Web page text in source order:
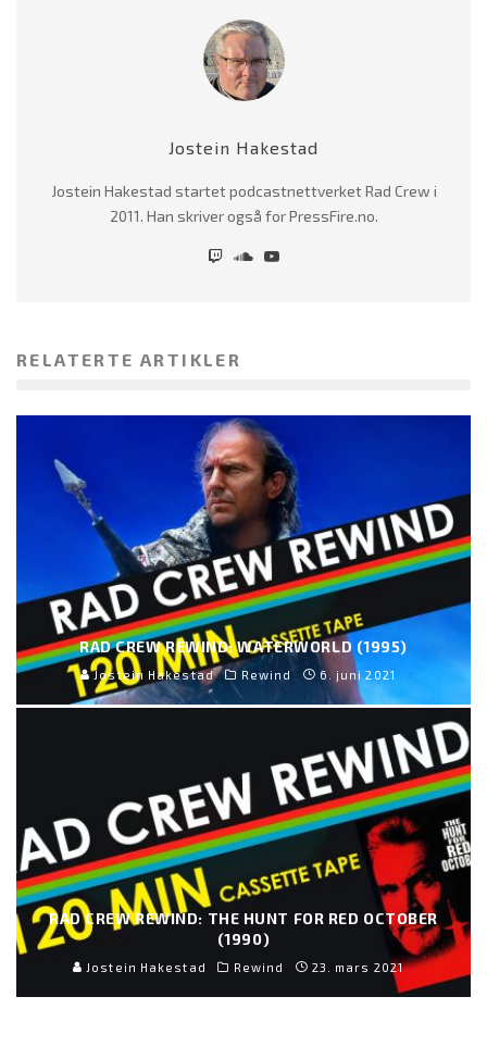
Jostein Hakestad
Jostein Hakestad startet podcastnettverket Rad Crew i
2011. Han skriver også for PressFire.no.
RELATERTE ARTIKLER
RAD CREW REWIND: WATERWORLD (1995)
Jostein Hakestad Rewind 6. juni 2021
RAD CREW REWIND: THE HUNT FOR RED OCTOBER
(1990)
Jostein Hakestad Rewind 23. mars 2021